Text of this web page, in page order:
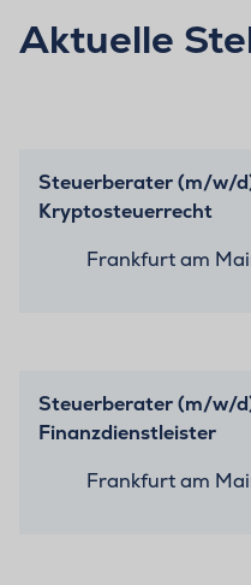
Aktuelle
Steuerberater (m/w/
Kryptosteuerrecht
Frankfurt am
Steuerberater (m/w/
Finanzdienstleister
Frankfurt am